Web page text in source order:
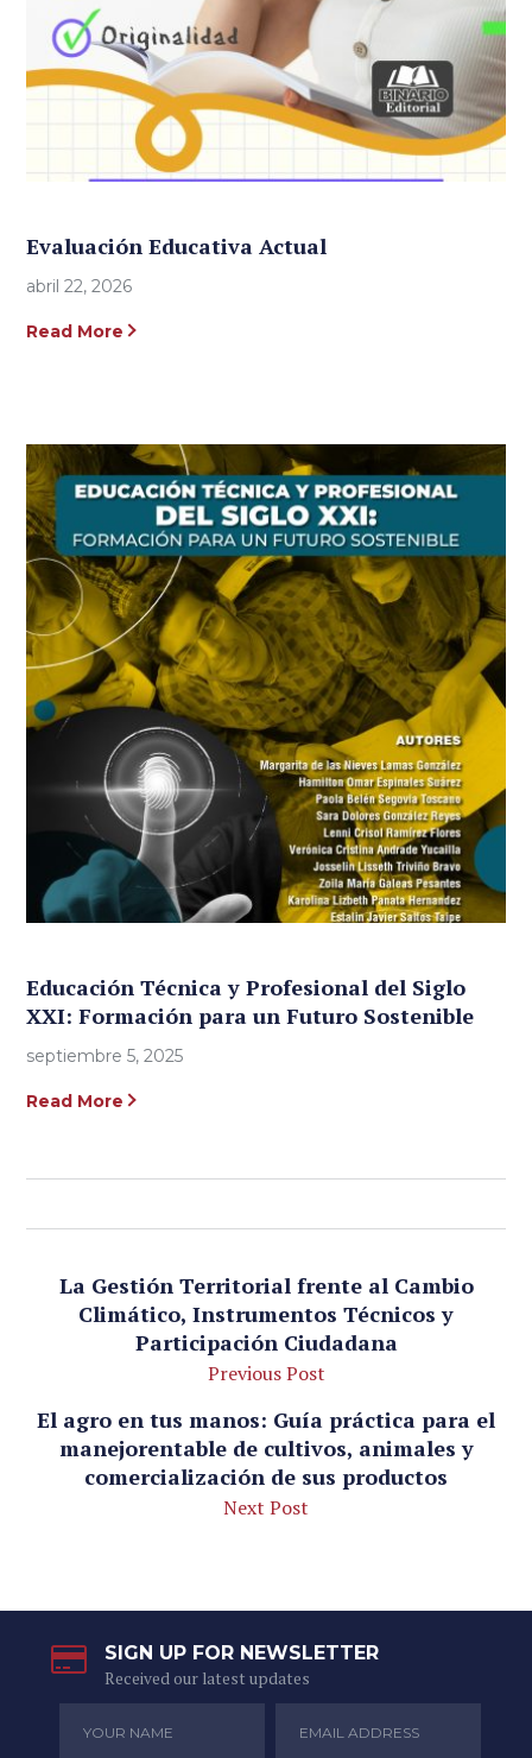
Evaluación Educativa Actual
abril 22, 2026
Read More
Educación Técnica y Profesional del Siglo
XXI: Formación para un Futuro Sostenible
septiembre 5, 2025
Read More
La Gestión Territorial frente al Cambio
Climático, Instrumentos Técnicos y
Participación Ciudadana
Previous Post
El agro en tus manos: Guía práctica para el
manejorentable de cultivos, animales y
comercialización de sus productos
Next Post
SIGN UP FOR NEWSLETTER
Received our latest updates